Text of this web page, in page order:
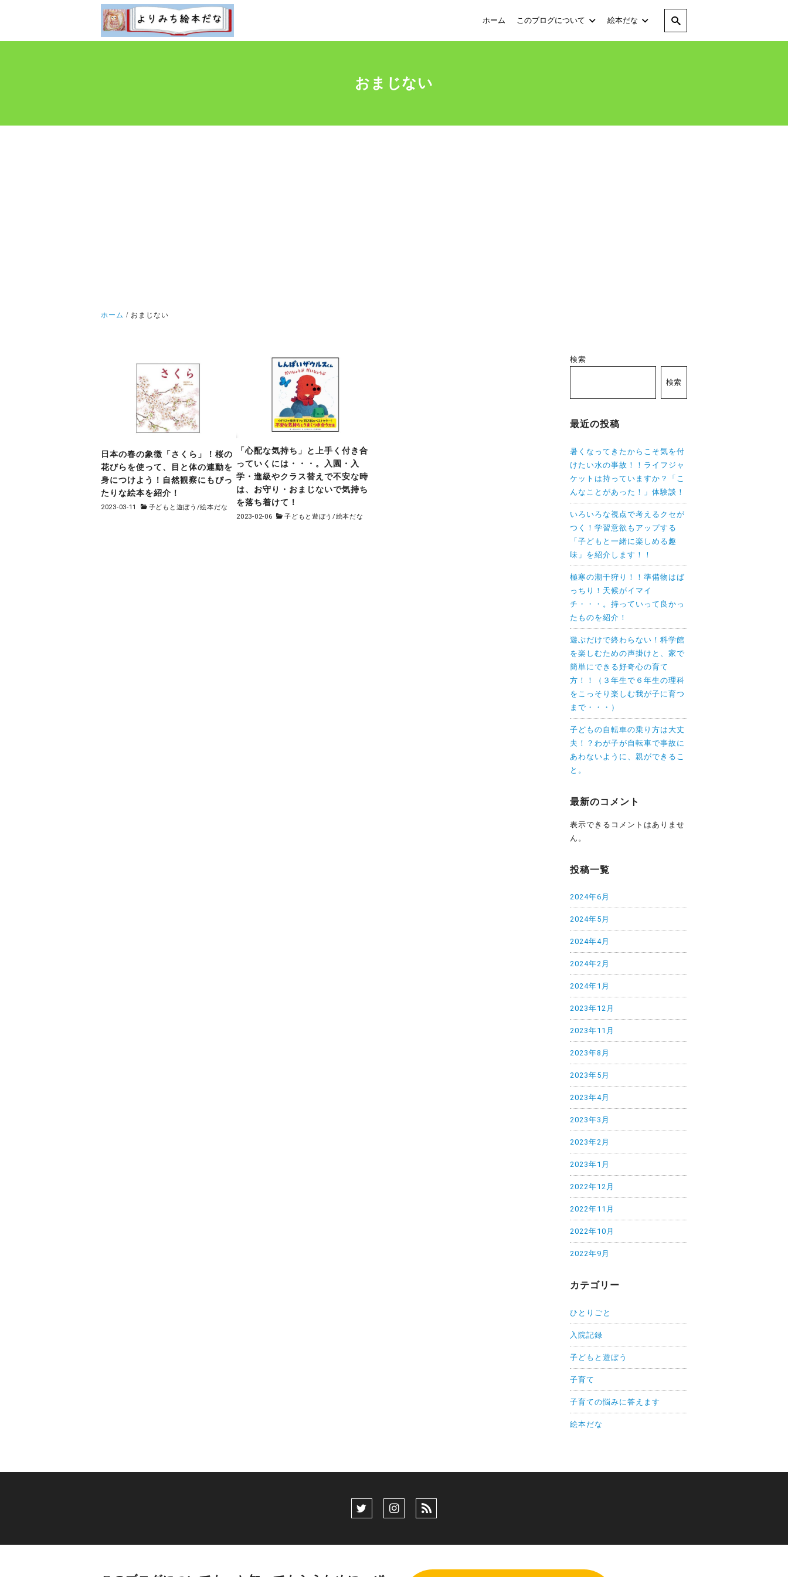
ホーム このブログについて 絵本だな
おまじない
ホーム おまじない
日本の春の象徴「さくら」！桜の
花びらを使って、目と体の連動を
身につけよう！自然観察にもぴっ
たりな絵本を紹介！
2023-03-11 子どもと遊ぼう /絵本だな
「心配な気持ち」と上手く付き合
っていくには・・・。入園・入
学・進級やクラス替えで不安な時
は、お守り・おまじないで気持ち
を落ち着けて！
2023-02-06 子どもと遊ぼう/絵本だな
検索
検索
最近の投稿
暑くなってきたからこそ気を付
けたい水の事故！！ライフジャ
ケットは持っていますか？「こ
んなことがあった！」体験談！
いろいろな視点で考えるクセが
つく！学習意欲もアップする
「子どもと一緒に楽しめる趣
味」を紹介します！！
極寒の潮干狩り！！準備物はば
っちり！天候がイマイ
チ・・・。持っていって良かっ
たものを紹介！
遊ぶだけで終わらない！科学館
を楽しむための声掛けと、家で
簡単にできる好奇心の育て
方！！（３年生で６年生の理科
をこっそり楽しむ我が子に育つ
まで・・・）
子どもの自転車の乗り方は大丈
夫！？わが子が自転車で事故に
あわないように、親ができるこ
と。
最新のコメント
表示できるコメントはありませ
ん。
投稿一覧
2024年6月
2024年5月
2024年4月
2024年2月
2024年1月
2023年12月
2023年11月
2023年8月
2023年5月
2023年4月
2023年3月
2023年2月
2023年1月
2022年12月
2022年11月
2022年10月
2022年9月
カテゴリー
ひとりごと
入院記録
子どもと遊ぼう
子育て
子育ての悩みに答えます
絵本だな